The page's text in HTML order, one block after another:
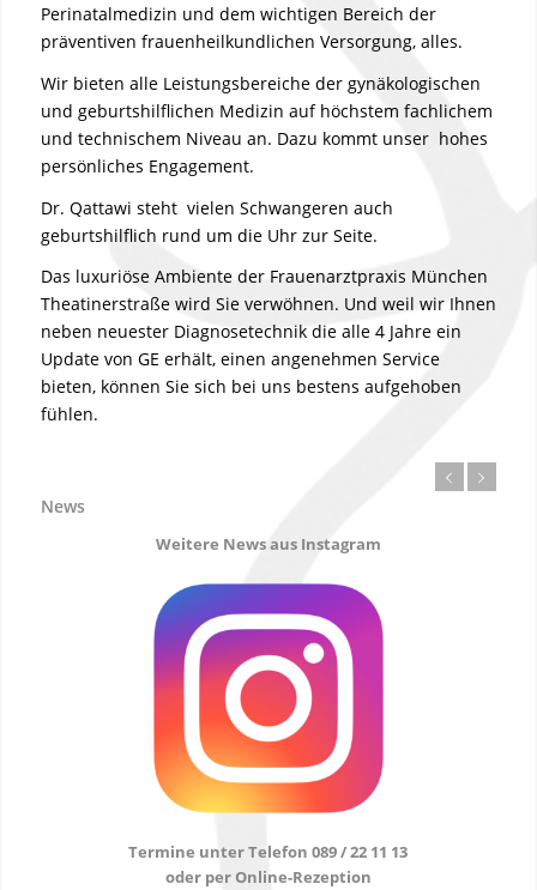
Perinatalmedizin und dem wichtigen Bereich der
präventiven frauenheilkundlichen Versorgung, alles.
Wir bieten alle Leistungsbereiche der gynäkologischen
und geburtshilflichen Medizin auf höchstem fachlichem
und technischem Niveau an. Dazu kommt unser hohes
persönliches Engagement.
Dr. Qattawi steht vielen Schwangeren auch
geburtshilflich rund um die Uhr zur Seite.
Das luxuriöse Ambiente der Frauenarztpraxis München
Theatinerstraße wird Sie verwöhnen. Und weil wir Ihnen
neben neuester Diagnosetechnik die alle 4 Jahre ein
Update von GE erhält, einen angenehmen Service
bieten, können Sie sich bei uns bestens aufgehoben
fühlen.
News
Weitere News aus Instagram
Termine unter Telefon 089 / 22 11 13
oder per Online-Rezeption